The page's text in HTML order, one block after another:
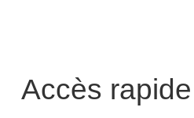
Accès rapide